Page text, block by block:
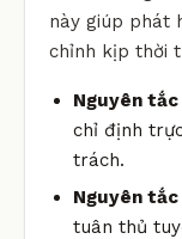
này giúp phát
chỉnh kịp thời
Nguyên tắc
chỉ định
trách.
Nguyên tắc
tuân thủ